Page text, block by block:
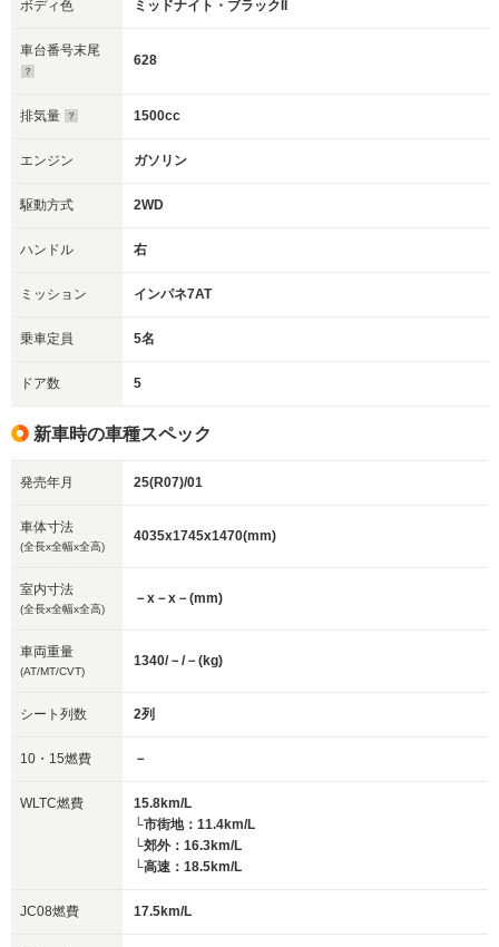
ボディ色 ミッドナイト・ブラックII
車台番号末尾
628
排気量 1500cc
エンジン ガソリン
駆動方式 2WD
ハンドル 右
ミッション インパネ7AT
乗車定員 5名
ドア数 5
新車時の車種スペック
発売年月 25(R07)/01
車体寸法
(全長x全幅x全高)
4035x1745x1470(mm)
室内寸法
(全長x全幅x全高)
－x－x－(mm)
車両重量
(AT/MT/CVT)
1340/－/－(kg)
シート列数 2列
10・15燃費 －
WLTC燃費
15.8km/L
└市街地：11.4km/L
└郊外：16.3km/L
└高速：18.5km/L
JC08燃費 17.5km/L